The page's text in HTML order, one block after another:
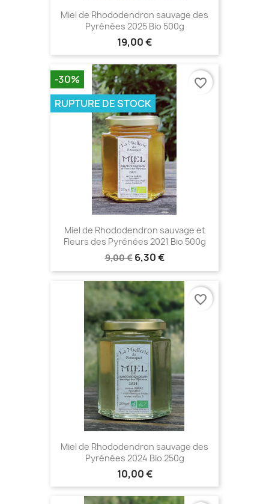
Miel de Rhododendron sauvage des
Pyrénées 2025 Bio 500g
19,00 €
Miel de Rhododendron sauvage et
Fleurs des Pyrénées 2021 Bio 500g
9,00 € 6,30 €
-30%
RUPTURE DE STOCK
favorite_border
Miel de Rhododendron sauvage des
Pyrénées 2024 Bio 250g
10,00 €
favorite_border